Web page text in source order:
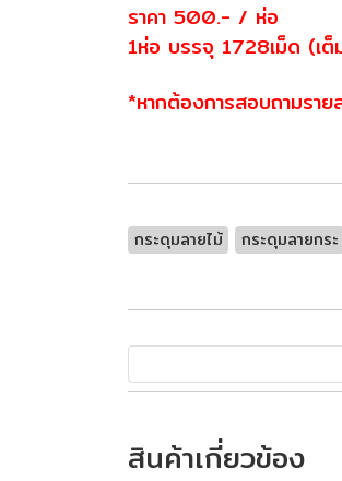
ราคา 500.- / ห่อ
1ห่อ บรรจุ 1728เม็ด (เ
*หากต้องการสอบถามราย
กระดุมลายไม้ กระดุมลายกระ
สินค้าเกี่ยวข้อง